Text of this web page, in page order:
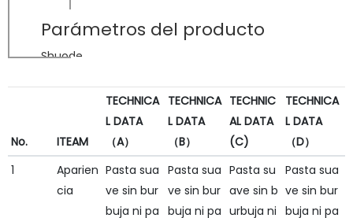
Parámetros del producto
Shuode
No. ITEAM
TECHNICA
L DATA
（A）
TECHNICA
L DATA
（B）
TECHNIC
AL DATA
(C)
TECHNICA
L DATA
（D）
1
Aparien
cia
Pasta sua
ve sin bur
buja ni pa
Pasta sua
ve sin bur
buja ni pa
Pasta su
ave sin b
urbuja ni
Pasta sua
ve sin bur
buja ni pa